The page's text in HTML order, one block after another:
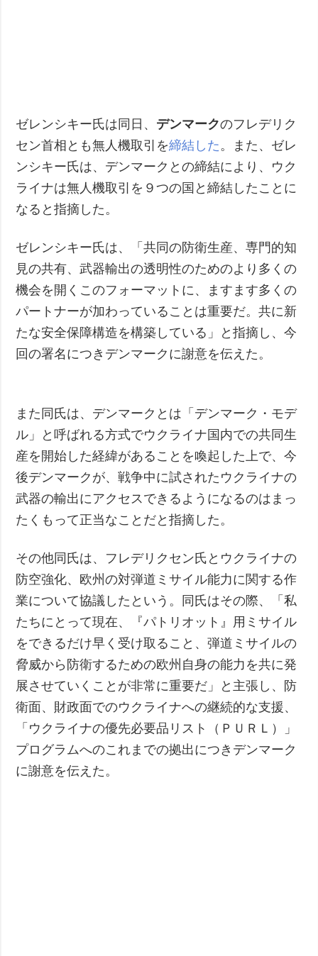
ゼレンシキー氏は同日、 デンマークのフレデリク
セン首相とも無人機取引を締結した。また、ゼレ
ンシキー氏は、デンマークとの締結により、ウク
ライナは無人機取引を９つの国と締結したことに
なると指摘した。
ゼレンシキー氏は、「共同の防衛生産、専門的知
見の共有、武器輸出の透明性のためのより多くの
機会を開くこのフォーマットに、ますます多くの
パートナーが加わっていることは重要だ。共に新
たな安全保障構造を構築している」と指摘し、今
回の署名につきデンマークに謝意を伝えた。
また同氏は、デンマークとは「デンマーク・モデ
ル」と呼ばれる方式でウクライナ国内での共同生
産を開始した経緯があることを喚起した上で、今
後デンマークが、戦争中に試されたウクライナの
武器の輸出にアクセスできるようになるのはまっ
たくもって正当なことだと指摘した。
その他同氏は、フレデリクセン氏とウクライナの
防空強化、欧州の対弾道ミサイル能力に関する作
業について協議したという。同氏はその際、「私
たちにとって現在、『パトリオット』用ミサイル
をできるだけ早く受け取ること、弾道ミサイルの
脅威から防衛するための欧州自身の能力を共に発
展させていくことが非常に重要だ」と主張し、防
衛面、財政面でのウクライナへの継続的な支援、
「ウクライナの優先必要品リスト（ＰＵＲＬ）」
プログラムへのこれまでの拠出につきデンマーク
に謝意を伝えた。